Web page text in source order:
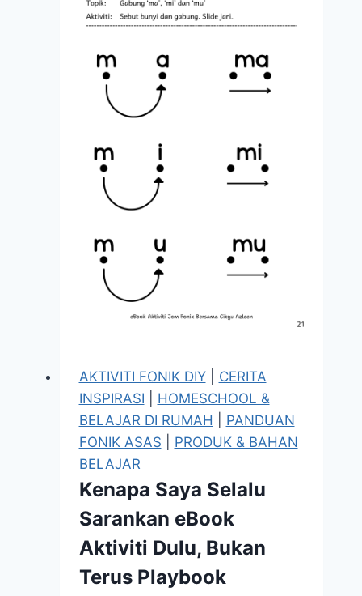
Tinggi
Usia
AKTIVITI FONIK DIY| CERITA
INSPIRASI
HOMESCHOOL &
BELAJAR DI RUMAH
PANDUAN
FONIK ASAS
PRODUK & BAHAN
BELAJAR
Kenapa Saya Selalu
Sarankan eBook
Aktiviti Dulu, Bukan
Terus Playbook